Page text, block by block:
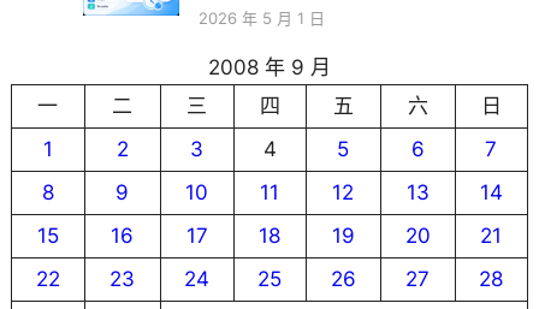
2026 年 5 月 1 日
2008 年 9 月
一
二 三 四 五 六
日
1
2 3 4 5 6
7
8
9 10 11 12 13
14
15
16 17 18 19 20
21
22
23 24 25 26 27
28